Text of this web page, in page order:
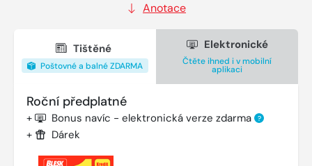
Anotace
Tištěné
Poštovné a balné ZDARMA
Elektronické
Čtěte ihned i v mobilní
aplikaci
Roční předplatné
+ Bonus navíc - elektronická verze zdarma ?
+ Dárek